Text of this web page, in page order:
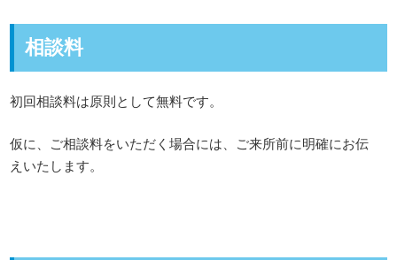
相談料
初回相談料は原則として無料です。
仮に、ご相談料をいただく場合には、ご来所前に明確にお伝
えいたします。